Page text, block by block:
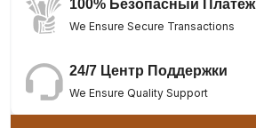
100% Безопасный Платеж
We Ensure Secure Transactions
24/7 Центр Поддержки
We Ensure Quality Support